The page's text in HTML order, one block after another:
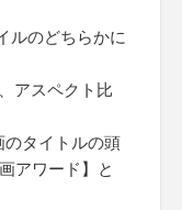
ルのどちらかに
アスペクト比
タイトルの頭
アワード】と